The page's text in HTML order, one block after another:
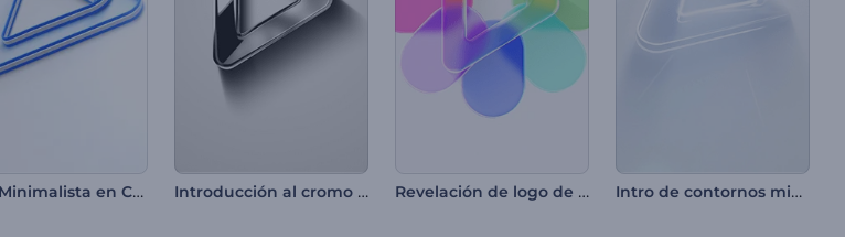
Logo Minimalista en Capas Introducción al cromo brillante Revelación de logo de cristal líquido Intro de contornos minimalistas